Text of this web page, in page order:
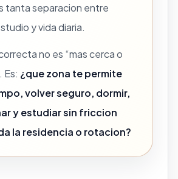
tanta separacion entre
y vida diaria.
no es “mas cerca o
Es: ¿que zona te permite
volver seguro, dormir,
y estudiar sin friccion
la residencia o rotacion?